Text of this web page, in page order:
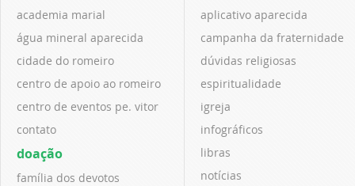
academia marial
água mineral aparecida
cidade do romeiro
centro de apoio ao romeiro
centro de eventos pe. vitor
contato
doação
família dos devotos
aplicativo aparecida
campanha da fraternidade
dúvidas religiosas
espiritualidade
igreja
infográficos
libras
notícias